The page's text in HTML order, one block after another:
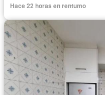
Hace 22 horas en rentumo